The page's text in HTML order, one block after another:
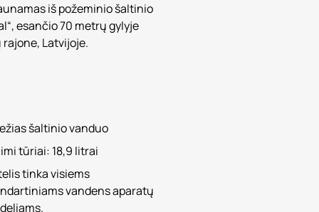
iš požeminio šaltinio
esančio 70 metrų gylyje
rajone, Latvijoje.
šaltinio vanduo
tūriai: 18,9 litrai
tinka visiems
vandens aparatų